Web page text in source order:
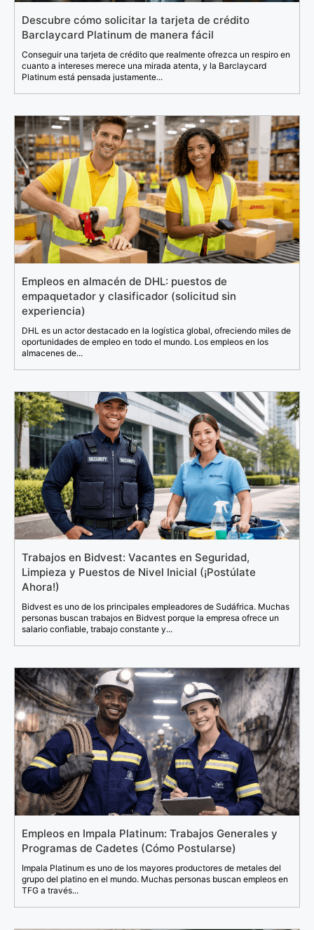
Descubre cómo solicitar la tarjeta de crédito
Barclaycard Platinum de manera fácil
Conseguir una tarjeta de crédito que realmente ofrezca un respiro en
cuanto a intereses merece una mirada atenta, y la Barclaycard
Platinum está pensada justamente...
Empleos en almacén de DHL: puestos de
empaquetador y clasificador (solicitud sin
experiencia)
DHL es un actor destacado en la logística global, ofreciendo miles de
oportunidades de empleo en todo el mundo. Los empleos en los
almacenes de...
Trabajos en Bidvest: Vacantes en Seguridad,
Limpieza y Puestos de Nivel Inicial (¡Postúlate
Ahora!)
Bidvest es uno de los principales empleadores de Sudáfrica. Muchas
personas buscan trabajos en Bidvest porque la empresa ofrece un
salario confiable, trabajo constante y...
Empleos en Impala Platinum: Trabajos Generales y
Programas de Cadetes (Cómo Postularse)
Impala Platinum es uno de los mayores productores de metales del
grupo del platino en el mundo. Muchas personas buscan empleos en
TFG a través...